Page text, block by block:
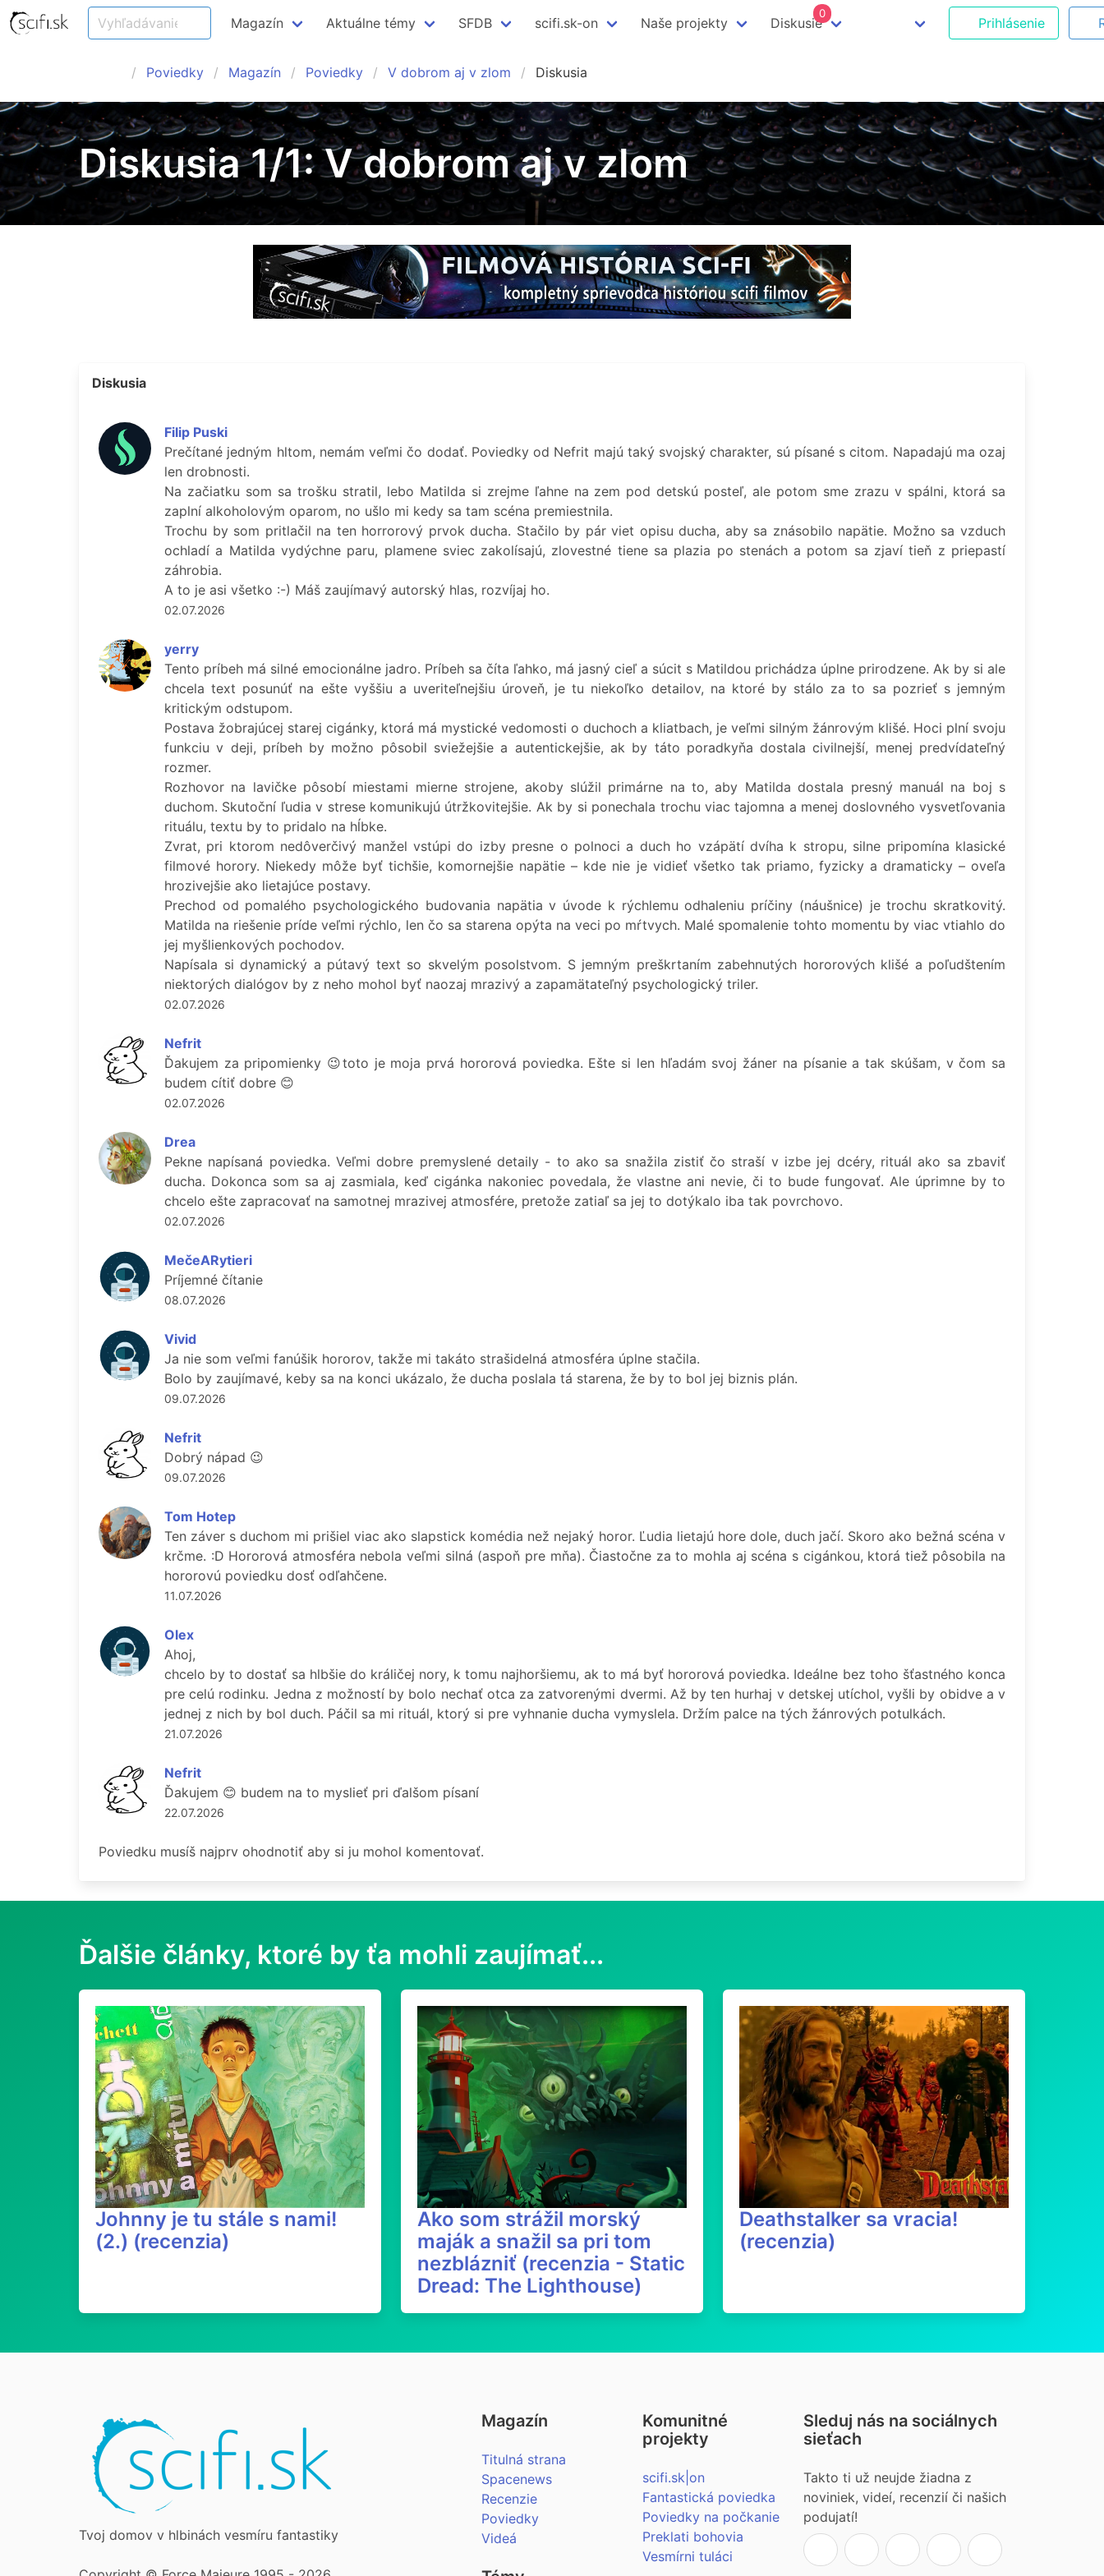
Magazín Aktuálne témy SFDB scifi.sk-on Naše projekty Diskusie
0
Prihlásenie
Poviedky Magazín Poviedky V dobrom aj v zlom Diskusia
Diskusia 1/1: V dobrom aj v zlom
Diskusia
Filip Puski
Prečítané jedným hltom, nemám veľmi čo dodať. Poviedky od Nefrit majú taký svojský charakter, sú písané s citom. Napadajú ma ozaj
len drobnosti.
Na začiatku som sa trošku stratil, lebo Matilda si zrejme ľahne na zem pod detskú posteľ, ale potom sme zrazu v spálni, ktorá sa
zaplní alkoholovým oparom, no ušlo mi kedy sa tam scéna premiestnila.
Trochu by som pritlačil na ten horrorový prvok ducha. Stačilo by pár viet opisu ducha, aby sa znásobilo napätie. Možno sa vzduch
ochladí a Matilda vydýchne paru, plamene sviec zakolísajú, zlovestné tiene sa plazia po stenách a potom sa zjaví tieň z priepastí
záhrobia.
A to je asi všetko :-) Máš zaujímavý autorský hlas, rozvíjaj ho.
02.07.2026
yerry
Tento príbeh má silné emocionálne jadro. Príbeh sa číta ľahko, má jasný cieľ a súcit s Matildou prichádza úplne prirodzene. Ak by si ale
chcela text posunúť na ešte vyššiu a uveriteľnejšiu úroveň, je tu niekoľko detailov, na ktoré by stálo za to sa pozrieť s jemným
kritickým odstupom.
Postava žobrajúcej starej cigánky, ktorá má mystické vedomosti o duchoch a kliatbach, je veľmi silným žánrovým klišé. Hoci plní svoju
funkciu v deji, príbeh by možno pôsobil sviežejšie a autentickejšie, ak by táto poradkyňa dostala civilnejší, menej predvídateľný
rozmer.
Rozhovor na lavičke pôsobí miestami mierne strojene, akoby slúžil primárne na to, aby Matilda dostala presný manuál na boj s
duchom. Skutoční ľudia v strese komunikujú útržkovitejšie. Ak by si ponechala trochu viac tajomna a menej doslovného vysvetľovania
rituálu, textu by to pridalo na hĺbke.
Zvrat, pri ktorom nedôverčivý manžel vstúpi do izby presne o polnoci a duch ho vzápätí dvíha k stropu, silne pripomína klasické
filmové horory. Niekedy môže byť tichšie, komornejšie napätie – kde nie je vidieť všetko tak priamo, fyzicky a dramaticky – oveľa
hrozivejšie ako lietajúce postavy.
Prechod od pomalého psychologického budovania napätia v úvode k rýchlemu odhaleniu príčiny (náušnice) je trochu skratkovitý.
Matilda na riešenie príde veľmi rýchlo, len čo sa starena opýta na veci po mŕtvych. Malé spomalenie tohto momentu by viac vtiahlo do
jej myšlienkových pochodov.
Napísala si dynamický a pútavý text so skvelým posolstvom. S jemným preškrtaním zabehnutých hororových klišé a poľudštením
niektorých dialógov by z neho mohol byť naozaj mrazivý a zapamätateľný psychologický triler.
02.07.2026
Nefrit
Ďakujem za pripomienky 😉toto je moja prvá hororová poviedka. Ešte si len hľadám svoj žáner na písanie a tak skúšam, v čom sa
budem cítiť dobre 😊
02.07.2026
Drea
Pekne napísaná poviedka. Veľmi dobre premyslené detaily - to ako sa snažila zistiť čo straší v izbe jej dcéry, rituál ako sa zbaviť
ducha. Dokonca som sa aj zasmiala, keď cigánka nakoniec povedala, že vlastne ani nevie, či to bude fungovať. Ale úprimne by to
chcelo ešte zapracovať na samotnej mrazivej atmosfére, pretože zatiaľ sa jej to dotýkalo iba tak povrchovo.
02.07.2026
MečeARytieri
Príjemné čítanie
08.07.2026
Vivid
Ja nie som veľmi fanúšik hororov, takže mi takáto strašidelná atmosféra úplne stačila.
Bolo by zaujímavé, keby sa na konci ukázalo, že ducha poslala tá starena, že by to bol jej biznis plán.
09.07.2026
Nefrit
Dobrý nápad 😉
09.07.2026
Tom Hotep
Ten záver s duchom mi prišiel viac ako slapstick komédia než nejaký horor. Ľudia lietajú hore dole, duch jačí. Skoro ako bežná scéna v
krčme. :D Hororová atmosféra nebola veľmi silná (aspoň pre mňa). Čiastočne za to mohla aj scéna s cigánkou, ktorá tiež pôsobila na
hororovú poviedku dosť odľahčene.
11.07.2026
Olex
Ahoj,
chcelo by to dostať sa hlbšie do králičej nory, k tomu najhoršiemu, ak to má byť hororová poviedka. Ideálne bez toho šťastného konca
pre celú rodinku. Jedna z možností by bolo nechať otca za zatvorenými dvermi. Až by ten hurhaj v detskej utíchol, vyšli by obidve a v
jednej z nich by bol duch. Páčil sa mi rituál, ktorý si pre vyhnanie ducha vymyslela. Držím palce na tých žánrových potulkách.
21.07.2026
Nefrit
Ďakujem 😊 budem na to myslieť pri ďalšom písaní
22.07.2026
Poviedku musíš najprv ohodnotiť aby si ju mohol komentovať.
Ďalšie články, ktoré by ťa mohli zaujímať...
Johnny je tu stále s nami!
(2.) (recenzia)
Ako som strážil morský
maják a snažil sa pri tom
nezblázniť (recenzia - Static
Dread: The Lighthouse)
Deathstalker sa vracia!
(recenzia)
Tvoj domov v hlbinách vesmíru fantastiky
Magazín
Titulná strana
Spacenews
Recenzie
Poviedky
Videá
Komunitné
projekty
scifi.sk|on
Fantastická poviedka
Poviedky na počkanie
Preklati bohovia
Vesmírni tuláci
Sleduj nás na sociálnych
sieťach
Takto ti už neujde žiadna z
noviniek, videí, recenzií či našich
podujatí!